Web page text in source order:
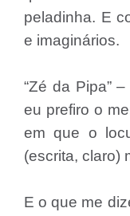
peladinha. E
e imaginários.
“Zé da Pipa”
eu prefiro o
em que o
(escrita, claro)
E o que me